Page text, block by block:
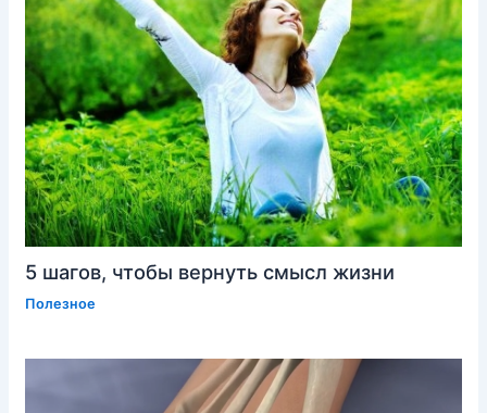
5 шагов, чтобы вернуть смысл жизни
Полезное